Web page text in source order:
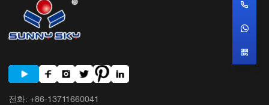
전화: +86-13711660041